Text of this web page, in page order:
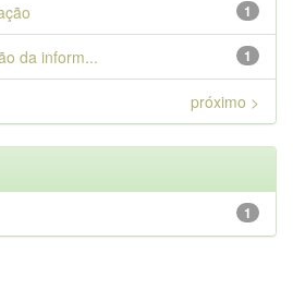
1
1
da inform...
próximo >
1